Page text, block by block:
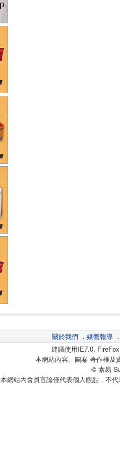
關於我們 ． 媒體報導
建議使用IE7.0,
本網站內容、圖案 著作權及
© 素易
本網站內會員言論僅代表個人觀點，不